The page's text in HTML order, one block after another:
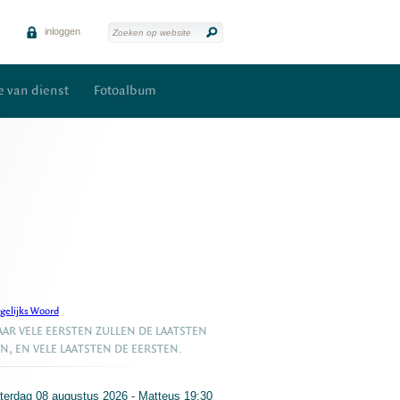
inloggen
van dienst Fotoalbum
Woord
08 augustus 2026 - Matteus 19:30
VELE EERSTEN ZULLEN DE LAATSTEN
EN VELE LAATSTEN DE EERSTEN.